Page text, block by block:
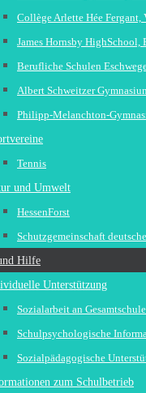
Collège Arlette Hée
James Hornsby HighSchool,
Berufliche Schulen
Albert Schweitzer
Philipp-Melanchton-
Tennis
und Umwelt
HessenForst
Schutzgemeinschaft
Hilfe
Unterstützung
Sozialarbeit an
Schulpsychologische
Sozialpädagogische
zum Schulbetrieb